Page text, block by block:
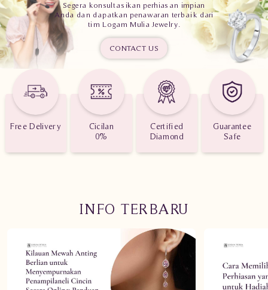
Segera konsultasikan perhiasan impian
Anda dan dapatkan penawaran terbaik dari
tim Logam Mulia Jewelry.
CONTACT US
Free Delivery
Cicilan
0%
Certified
Diamond
Guarantee
Safe
INFO TERBARU